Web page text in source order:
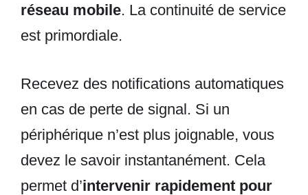
réseau mobile. La continuité de service
est primordiale.
Recevez des notifications automatiques
en cas de perte de signal. Si un
périphérique n’est plus joignable, vous
devez le savoir instantanément. Cela
permet d’intervenir rapidement pour